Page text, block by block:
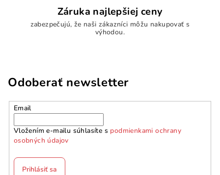
Záruka najlepšiej ceny
zabezpečujú, že naši zákazníci môžu nakupovať s
výhodou.
Odoberať newsletter
Email
Vložením e-mailu súhlasíte s podmienkami ochrany
osobných údajov
Prihlásiť sa